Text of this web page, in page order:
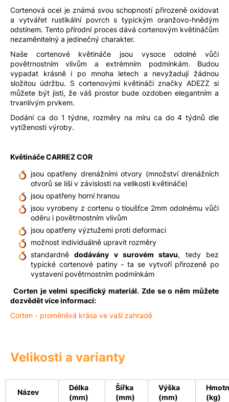
Cortenová ocel je známá svou schopností přirozeně oxidovat
a vytvářet rustikální povrch s typickým oranžovo-hnědým
odstínem. Tento přírodní proces dává cortenovým květináčům
nezaměnitelný a jedinečný charakter.
Naše cortenové květináče jsou vysoce odolné vůči
povětrnostním vlivům a extrémním podmínkám. Budou
vypadat krásně i po mnoha letech a nevyžadují žádnou
složitou údržbu. S cortenovými květináči značky ADEZZ si
můžete být jisti, že váš prostor bude ozdoben elegantním a
trvanlivým prvkem.
Dodání ca do 1 týdne, rozměry na míru ca do 4 týdnů dle
vytíženosti výroby.
Květináče CARREZ COR
jsou opatřeny drenážními otvory (množství drenážních
otvorů se liší v závislosti na velikosti květináče)
jsou opatřeny horní hranou
jsou vyrobeny z cortenu o tloušťce 2mm odolnému vůči
oděru i povětrnostním vlivům
jsou opatřeny výztužemi proti deformaci
možnost individuálně upravit rozměry
standardně
dodávány v surovém stavu, tedy bez
typické cortenové patiny - ta se vytvoří přirozeně po
vystavení povětrnostním podmínkám
Corten je velmi specifický materiál. Zde se o něm můžete
dozvědět více informací:
Corten - proměnlivá krása ve vaší zahradě
Velikosti a varianty
Název
Délka
(mm)
Šířka
(mm)
Výška
(mm)
(kg)